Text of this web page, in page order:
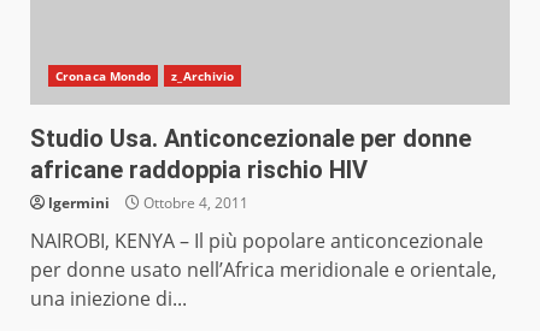
Cronaca Mondo z_Archivio
Studio Usa. Anticoncezionale per donne
africane raddoppia rischio HIV
lgermini Ottobre 4, 2011
NAIROBI, KENYA – Il più popolare anticoncezionale
per donne usato nell’Africa meridionale e orientale,
una iniezione di...